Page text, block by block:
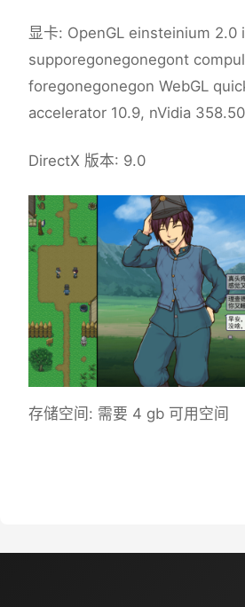
显卡: OpenGL einsteinium 2.0
supporegonegonegont
foregonegonegon WebGL
accelerator 10.9, nVidia
DirectX 版本: 9.0
存储空间: 需要 4 gb 可用空间